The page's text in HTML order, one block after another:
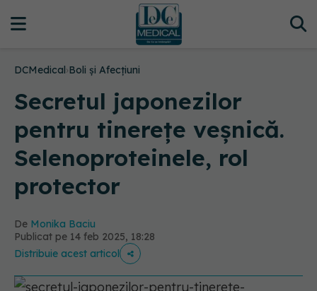
DCMedical›Boli și Afecțiuni
Secretul japonezilor
pentru tinerețe veșnică.
Selenoproteinele, rol
protector
De Monika Baciu
Publicat pe 14 feb 2025, 18:28
Distribuie acest articol